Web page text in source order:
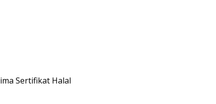
Sertifikat Halal